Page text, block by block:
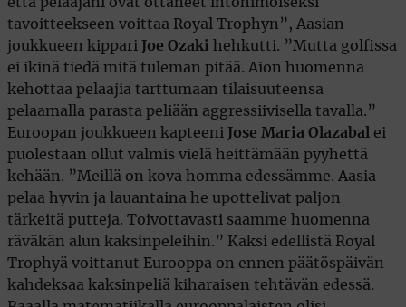
tavoitteekseen voittaa Royal Trophyn”, Aasian
joukkueen kippari
Joe Ozaki hehkutti. ”Mutta golfissa
ei ikinä tiedä mitä tuleman pitää. Aion huomenna
kehottaa pelaajia tarttumaan tilaisuuteensa
pelaamalla parasta peliään aggressiivisella tavalla.”
Euroopan joukkueen kapteeni
Jose Maria Olazabal
ei
puolestaan ollut valmis vielä heittämään pyyhettä
kehään. ”Meillä on kova homma edessämme. Aasia
pelaa hyvin ja lauantaina he upottelivat paljon
tärkeitä putteja. Toivottavasti saamme huomenna
räväkän alun kaksinpeleihin.” Kaksi edellistä Royal
Trophyä voittanut Eurooppa on ennen päätöspäivän
kahdeksaa kaksinpeliä kiharaisen tehtävän edessä.